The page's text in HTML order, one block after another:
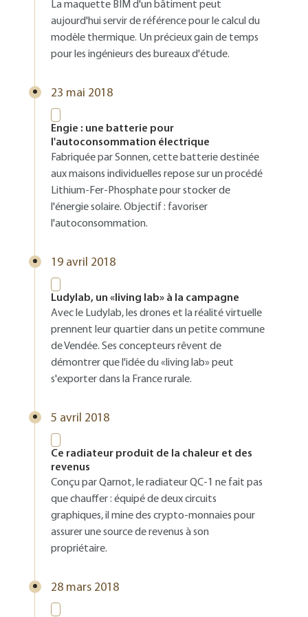
La maquette BIM d'un bâtiment peut
aujourd'hui servir de référence pour le calcul du
modèle thermique. Un précieux gain de temps
pour les ingénieurs des bureaux d'étude.
23 mai 2018
Engie : une batterie pour
l'autoconsommation électrique
Fabriquée par Sonnen, cette batterie destinée
aux maisons individuelles repose sur un procédé
Lithium-Fer-Phosphate pour stocker de
l'énergie solaire. Objectif : favoriser
l'autoconsommation.
19 avril 2018
Ludylab, un «living lab» à la campagne
Avec le Ludylab, les drones et la réalité virtuelle
prennent leur quartier dans un petite commune
de Vendée. Ses concepteurs rêvent de
démontrer que l'idée du «living lab» peut
s'exporter dans la France rurale.
5 avril 2018
Ce radiateur produit de la chaleur et des
revenus
Conçu par Qarnot, le radiateur QC-1 ne fait pas
que chauffer : équipé de deux circuits
graphiques, il mine des crypto-monnaies pour
assurer une source de revenus à son
propriétaire.
28 mars 2018